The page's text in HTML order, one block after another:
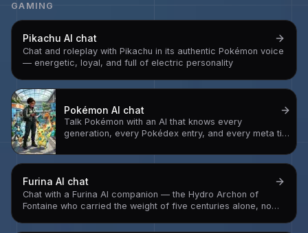
GAMING
Pikachu AI chat
Chat and roleplay with Pikachu in its authentic Pokémon voice
— energetic, loyal, and full of electric personality
Pokémon AI chat
Talk Pokémon with an AI that knows every
generation, every Pokédex entry, and every meta tier
lore, and adventure
Furina AI chat
Chat with a Furina AI companion — the Hydro Archon of
Fontaine who carried the weight of five centuries alone, now
performance